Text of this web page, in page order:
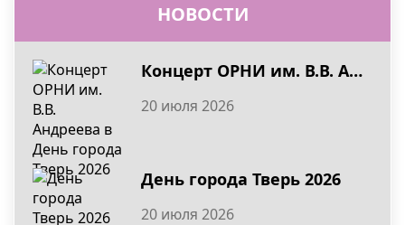
НОВОСТИ
Концерт ОРНИ им. В.В. Андреева в День города Тверь 2026
20 июля 2026
День города Тверь 2026
20 июля 2026